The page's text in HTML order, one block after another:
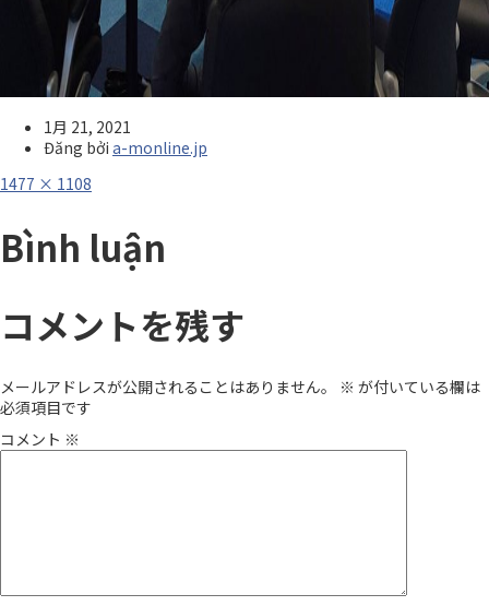
1月 21, 2021
Đăng bởi a-monline.jp
Full
1477 × 1108
Bình luận
コメントを残す
メールアドレスが公開されることはありません。 ※ が付いている欄は
必須項目です
コメント ※